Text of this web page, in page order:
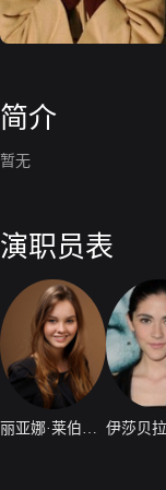
简介
暂无
演职员表